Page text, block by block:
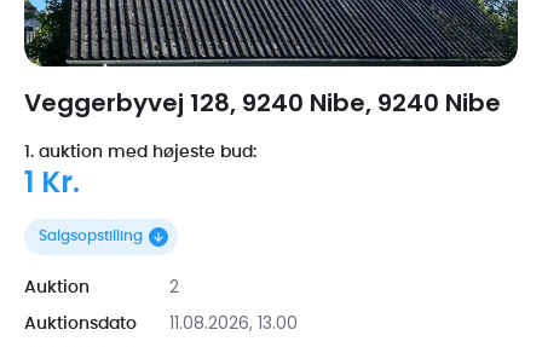
Veggerbyvej 128, 9240 Nibe, 9240 Nibe
1. auktion med højeste bud:
1 Kr.
Salgsopstilling
Auktion 2
Auktionsdato 11.08.2026, 13.00